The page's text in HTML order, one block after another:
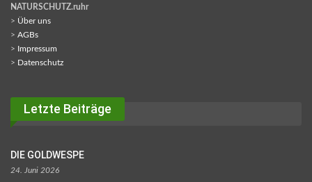
NATURSCHUTZ.ruhr
> Über uns
> AGBs
> Impressum
> Datenschutz
Letzte Beiträge
DIE GOLDWESPE
24. Juni 2026